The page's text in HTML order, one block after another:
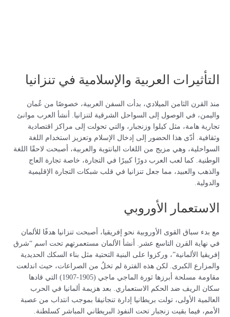
التأثيرات العربية والإسلامية في تنزانيا
منذ القرن الثامن الميلادي، بدأت السفن العربية، خصوصًا من عُمان
واليمن، في الوصول إلى السواحل الشرقية لتنزانيا. أنشأ العرب موانئ
تجارية هامة، مثل كيلوا وزنجبار، والتي تحولت إلى مراكز اقتصادية
وثقافية. أدّى هذا الحضور إلى إدخال الإسلام وتعزيز استخدام اللغة
السواحلية، وهي مزيج من اللغات البانتوية والعربية، أصبحت لاحقًا اللغة
الوطنية. كما لعب العرب دورًا كبيرًا في التجارة، خاصة تجارة العاج
والذهب والعبيد، مما جعل تنزانيا في قلب شبكات التجارة الإقليمية
والدولية.
الاستعمار الأوروبي
مع بدء سباق القوى الأوروبية نحو إفريقيا، أصبحت تنزانيا هدفًا للألمان
في نهاية القرن التاسع عشر. أنشأ الألمان مستعمرتهم تحت اسم “شرق
إفريقيا الألمانية”، وركزوا على البنية التحتية مثل بناء السكك الحديدية
والمزارع الكبرى. لكن هذه الفترة لم تخلُ من الصراعات، حيث اندلعت
مقاومة مسلحة أبرزها ثورة الماجي ماجي (1905-1907) التي قادها
سكان الريف ضد الحكم الاستعماري. بعد هزيمة ألمانيا في الحرب
العالمية الأولى، تولت بريطانيا إدارة تنجانيقا بموجب انتداب من عصبة
الأمم، فيما بقيت زنجبار تحت النفوذ البريطاني المباشر كسلطنة.